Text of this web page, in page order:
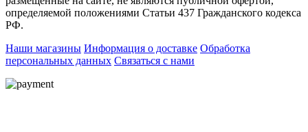
определяемой положениями Статьи 437 Гражданского кодекса
РФ.
Наши магазины Информация о доставке Обработка
персональных данных Связаться с нами